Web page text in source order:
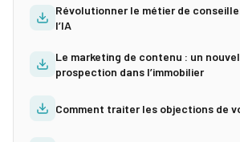
Révolutionner le métier de
l’IA
Le marketing de contenu : un
prospection dans l’immobilier
Comment traiter les objections de